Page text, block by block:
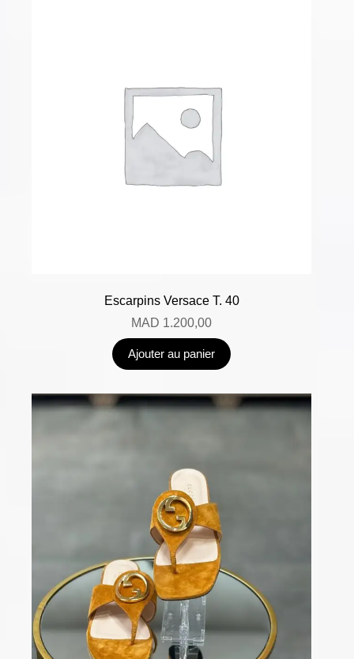
Escarpins Versace T. 40
MAD 1.200,00
Ajouter au panier